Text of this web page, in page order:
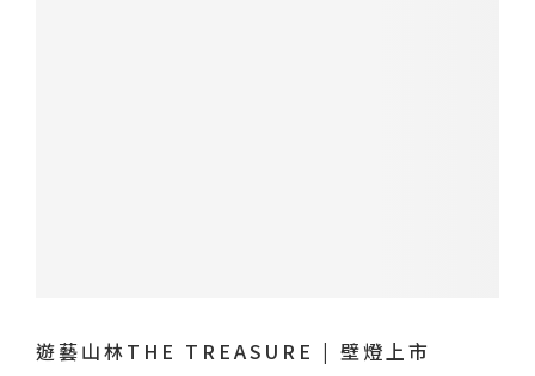
遊藝山林THE TREASURE | 壁燈上市